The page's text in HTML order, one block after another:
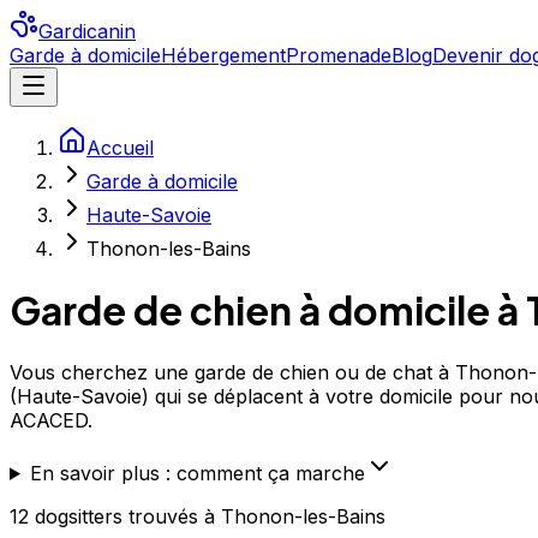
Gardicanin
Garde à domicileHébergementPromenadeBlogDevenir
Accueil
Garde à domicile
Haute-Savoie
Thonon-les-Bains
Garde de chien à domicile à
Vous cherchez une garde de chien ou de chat à
(Haute-Savoie) qui se déplacent à votre domicile pour
ACACED.
En savoir plus : comment ça marche
12 dogsitters trouvés à Thonon-les-Bains